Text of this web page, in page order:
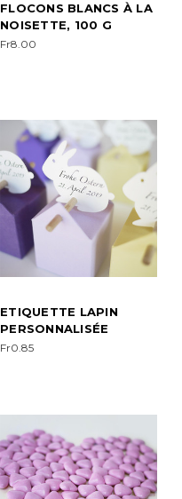
FLOCONS BLANCS À LA
NOISETTE, 100 G
Fr8.00
ETIQUETTE LAPIN
PERSONNALISÉE
Fr0.85